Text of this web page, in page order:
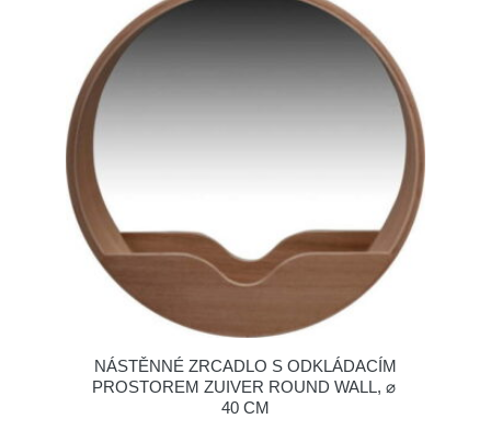
NÁSTĚNNÉ ZRCADLO S ODKLÁDACÍM
PROSTOREM ZUIVER ROUND WALL, ⌀
40 CM